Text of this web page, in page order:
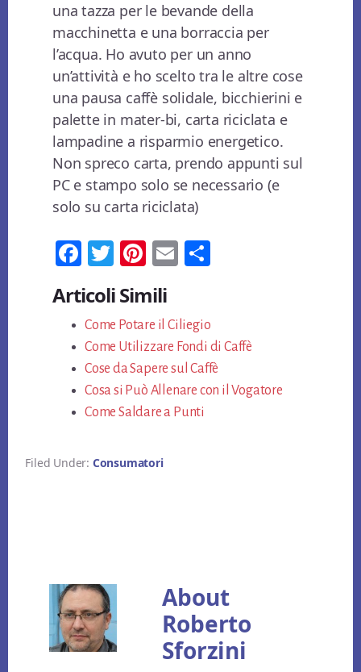
una tazza per le bevande della
macchinetta e una borraccia per
l’acqua. Ho avuto per un anno
un’attività e ho scelto tra le altre cose
una pausa caffè solidale, bicchierini e
palette in mater-bi, carta riciclata e
lampadine a risparmio energetico.
Non spreco carta, prendo appunti sul
PC e stampo solo se necessario (e
solo su carta riciclata)
Fa
bo
ok
T
tt
er
Pi
er
es
t
E
di
Articoli Simili
Come Potare il Ciliegio
Come Utilizzare Fondi di Caffè
Cose da Sapere sul Caffè
Cosa si Può Allenare con il Vogatore
Come Saldare a Punti
Filed Under: Consumatori
About
Roberto
Sforzini